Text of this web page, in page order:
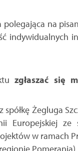
polegająca na
indywidualnych
zgłaszać się
Żegluga
Europejskiej ze
w ramach
Pomerania).